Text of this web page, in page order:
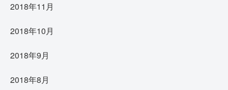
2018年11月
2018年10月
2018年9月
2018年8月